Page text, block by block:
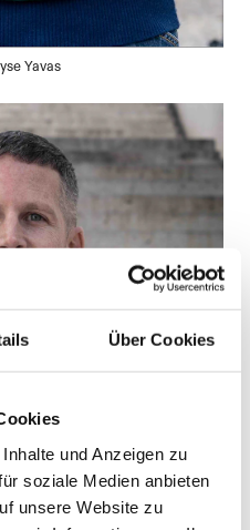
Über Cookies
und Anzeigen zu
soziale Medien anbieten
unsere Website zu
Yavas